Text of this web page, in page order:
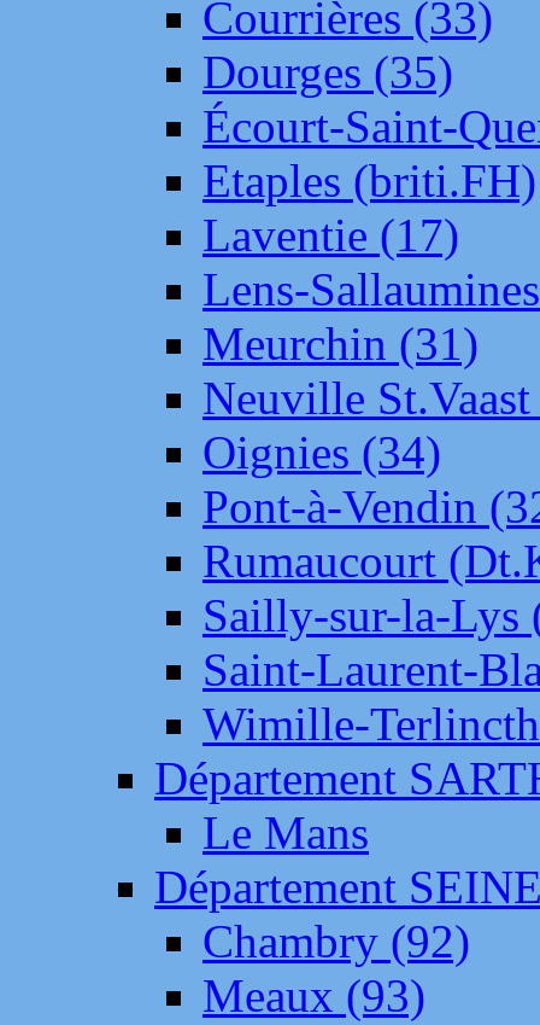
Courrières (33)
Dourges (35)
Écourt-Saint-
Etaples (briti.FH)
Laventie (17)
Lens-
Meurchin (31)
Neuville
Oignies (34)
Pont-à-Vendin
Rumaucourt
Sailly-sur-la-Lys
Saint-Laurent-
Wimille-
Département
Le Mans
Département
Chambry (92)
Meaux (93)